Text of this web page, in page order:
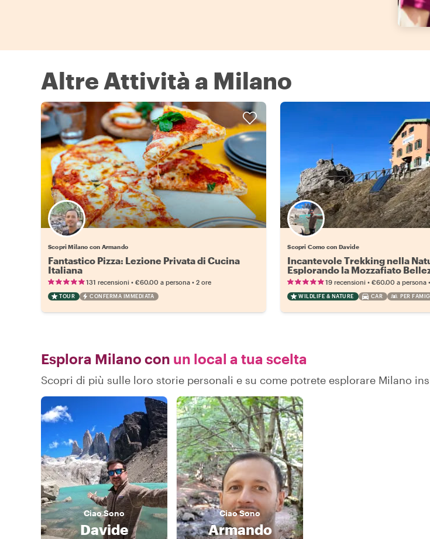
Altre Attività a Milano
Scopri Milano con Armando
Fantastico Pizza: Lezione Privata di Cucina
Italiana
131 recensioni • €60.00 a persona • 2 ore
TOUR CONFERMA IMMEDIATA
Scopri Como con Davide
Incantevole Trekking nella
Esplorando la Mozzafiato
Como
19 recensioni •€60.00 a persona
WILDLIFE & NATURE CAR PER
Esplora Milano con un local a tua scelta
Scopri di più sulle loro storie personali e su come potrete esplorare Milano
CiaoSono
Davide
CiaoSono
Armando